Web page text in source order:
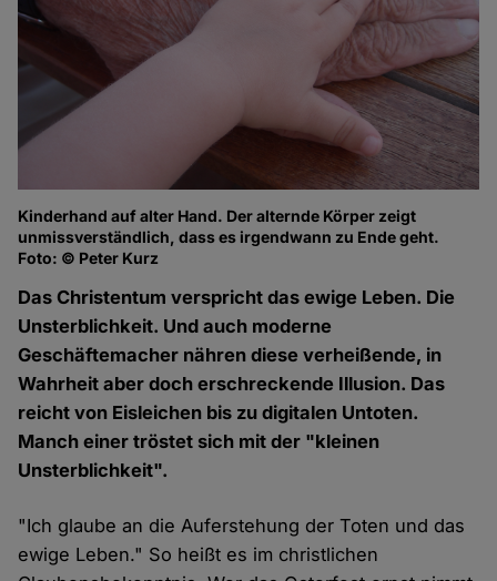
Kinderhand auf alter Hand. Der alternde Körper zeigt
unmissverständlich, dass es irgendwann zu Ende geht.
Foto: © Peter Kurz
Das Christentum verspricht das ewige Leben. Die
Unsterblichkeit. Und auch moderne
Geschäftemacher nähren diese verheißende, in
Wahrheit aber doch erschreckende Illusion. Das
reicht von Eisleichen bis zu digitalen Untoten.
Manch einer tröstet sich mit der "kleinen
Unsterblichkeit".
"Ich glaube an die Auferstehung der Toten und das
ewige Leben." So heißt es im christlichen